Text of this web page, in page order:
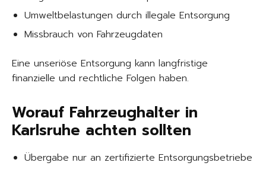
Umweltbelastungen durch illegale Entsorgung
Missbrauch von Fahrzeugdaten
Eine unseriöse Entsorgung kann langfristige
finanzielle und rechtliche Folgen haben.
Worauf Fahrzeughalter in
Karlsruhe achten sollten
Übergabe nur an zertifizierte Entsorgungsbetriebe